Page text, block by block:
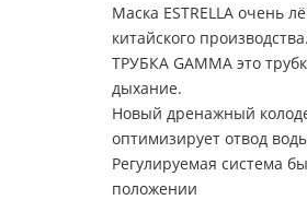
Маска ESTRELLA очень
китайского производства.
ТРУБКА GAMMA это
дыхание.
Новый дренажный
оптимизирует отвод
Регулируемая система
положении